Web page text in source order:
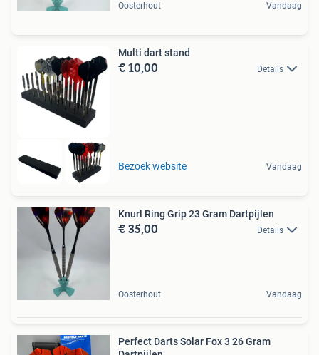
Oosterhout Vandaag
Multi dart stand
€ 10,00 Details
Bezoek website Vandaag
Knurl Ring Grip 23 Gram Dartpijlen
€ 35,00 Details
Oosterhout Vandaag
Perfect Darts Solar Fox 3 26 Gram